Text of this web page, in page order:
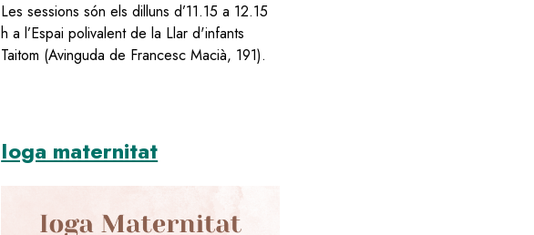
Les sessions són els dilluns d’11.15 a 12.15
h a l’Espai polivalent de la Llar d'infants
Taitom (Avinguda de Francesc Macià, 191).
Ioga maternitat